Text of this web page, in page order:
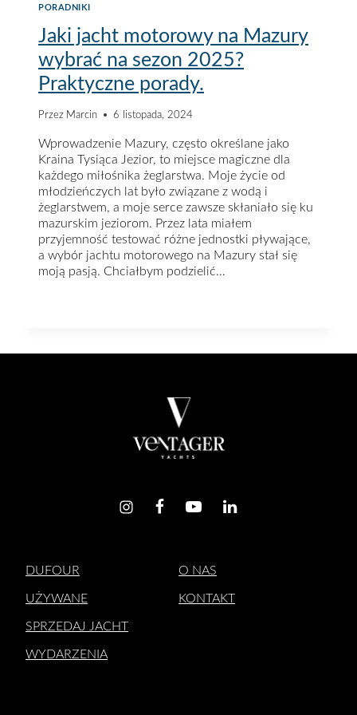
PORADNIKI
Jaki jacht motorowy na Mazury
wybrać na sezon 2025?
Praktyczne porady.
Przez Marcin 6 listopada, 2024
Wprowadzenie Mazury, często określane jako
Kraina Tysiąca Jezior, to miejsce magiczne dla
każdego miłośnika żeglarstwa. Moje życie od
młodzieńczych lat było związane z wodą i
żeglarstwem, a moje serce zawsze skłaniało się ku
mazurskim jeziorom. Przez lata miałem
przyjemność testować różne jednostki pływające,
a wybór jachtu motorowego na Mazury stał się
moją pasją. Chciałbym podzielić…
SEZON
2025?
PRAKTYCZNE
PORADY.
DUFOUR
UŻYWANE
SPRZEDAJ JACHT
WYDARZENIA
O NAS
KONTAKT